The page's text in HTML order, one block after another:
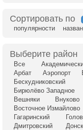
Сортировать по
популярности
Выберите район
Все
Арбат
Аэропорт
Бескудниковский
Бирюлёво Западное
Вешняки
Внуково
Восточное Измайлово
Гагаринский
Дмитровский